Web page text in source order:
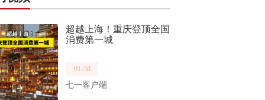
超越上海！重庆登顶全国
消费第一城
01-30
七一客户端